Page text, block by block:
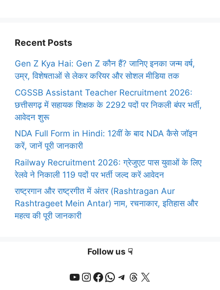
Recent Posts
Gen Z Kya Hai: Gen Z कौन हैं? जानिए इनका जन्म वर्ष,
उम्र, विशेषताओं से लेकर करियर और सोशल मीडिया तक
CGSSB Assistant Teacher Recruitment 2026:
छत्तीसगढ़ में सहायक शिक्षक के 2292 पदों पर निकली बंपर भर्ती,
आवेदन शुरू
NDA Full Form in Hindi: 12वीं के बाद NDA कैसे जॉइन
करें, जानें पूरी जानकारी
Railway Recruitment 2026: ग्रेजुएट पास युवाओं के लिए
रेलवे ने निकाली 119 पदों पर भर्ती जल्द करें आवेदन
राष्ट्रगान और राष्ट्रगीत में अंतर (Rashtragan Aur
Rashtrageet Mein Antar) नाम, रचनाकार, इतिहास और
महत्व की पूरी जानकारी
Follow us ☟
YouTube
Instagram
Facebook
WhatsApp
Telegram
Threads
X